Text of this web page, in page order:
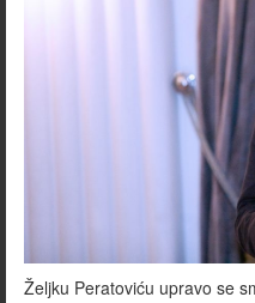
Željku Peratoviću upravo se